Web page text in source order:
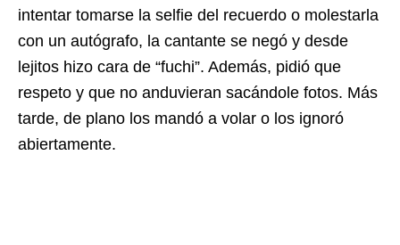
intentar tomarse la selfie del recuerdo o molestarla
con un autógrafo, la cantante se negó y desde
lejitos hizo cara de “fuchi”. Además, pidió que
respeto y que no anduvieran sacándole fotos. Más
tarde, de plano los mandó a volar o los ignoró
abiertamente.